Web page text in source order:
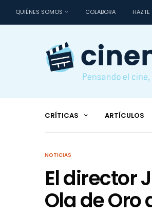
QUIÉNES SOMOS COLABORA
CRÍTICAS ARTÍCULOS
NOTICIAS
El director
Ola de Oro